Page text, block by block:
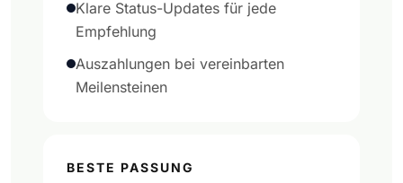
Klare Status-Updates für jede
Empfehlung
Auszahlungen bei vereinbarten
Meilensteinen
BESTE PASSUNG